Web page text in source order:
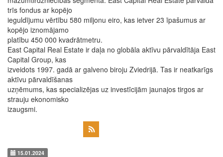
trīs fondus ar kopējo
ieguldījumu vērtību 580 miljonu eiro, kas ietver 23 īpašumus ar
kopējo iznomājamo
platību 450 000 kvadrātmetru.
East Capital Real Estate ir daļa no globāla aktīvu pārvaldītāja East
Capital Group, kas
izveidots 1997. gadā ar galveno biroju Zviedrijā. Tas ir neatkarīgs
aktīvu pārvaldīšanas
uzņēmums, kas specializējas uz investīcijām jaunajos tirgos ar
strauju ekonomisko
izaugsmi.
15.01.2024